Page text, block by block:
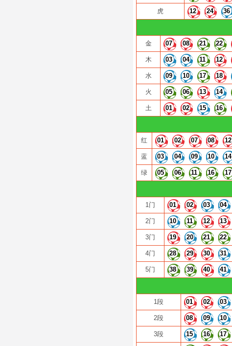
虎 12 24 36
金 07 08 21 22
木 03 04 11 12
水 09 10 17 18
火 05 06 13 14
土 01 02 15 16
红 01 02 07 08 12
蓝 03 04 09 10 14
绿 05 06 11 16 17
1门 01 02 03 04
2门 10 11 12 13
3门 19 20 21 22
4门 28 29 30 31
5门 38 39 40 41
1段 01 02 03
2段 08 09 10
3段 15 16 17